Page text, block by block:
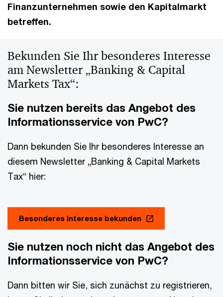
Finanzunternehmen sowie den Kapitalmarkt
betreffen.
Bekunden Sie Ihr besonderes Interesse
am Newsletter „Banking & Capital
Markets Tax“:
Sie nutzen bereits das Angebot des
Informationsservice von PwC?
Dann bekunden Sie Ihr besonderes Interesse an
diesem Newsletter „Banking & Capital Markets
Tax“ hier:
Besonderes Interesse bekunden
Sie nutzen noch nicht das Angebot des
Informationsservice von PwC?
Dann bitten wir Sie, sich zunächst zu registrieren,